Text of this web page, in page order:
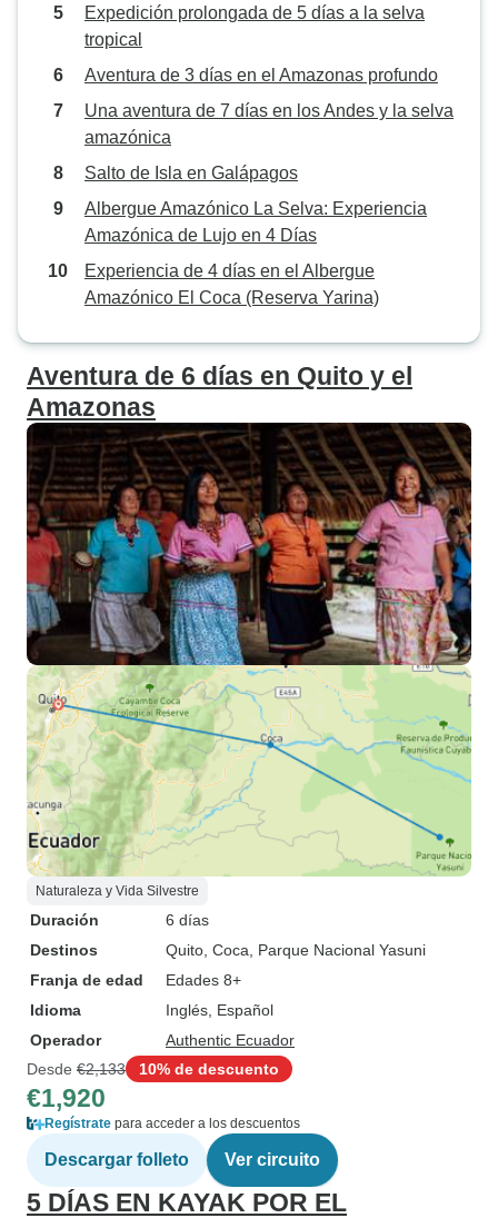
Expedición prolongada de 5 días a la selva
tropical
Aventura de 3 días en el Amazonas profundo
Una aventura de 7 días en los Andes y la selva
amazónica
Salto de Isla en Galápagos
Albergue Amazónico La Selva: Experiencia
Amazónica de Lujo en 4 Días
Experiencia de 4 días en el Albergue
Amazónico El Coca (Reserva Yarina)
Aventura de 6 días en Quito y el
Amazonas
Naturaleza y Vida Silvestre
Duración
6 días
Destinos
Quito , Coca , Parque Nacional Yasuni
Franja de edad
Edades 8+
Idioma
Inglés, Español
Operador
Authentic Ecuador
Desde €2,133 10% de descuento
€1,920
Regístrate para acceder a los descuentos
Descargar folleto Ver circuito
5 DÍAS EN KAYAK POR EL